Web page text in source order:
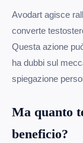
Avodart agisce
converte
Questa azione
ha dubbi sul
spiegazione
Ma quanto
beneficio?